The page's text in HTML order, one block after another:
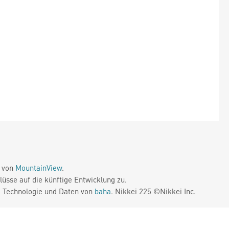
MountainView.
auf die künftige Entwicklung zu.
und Daten von baha. Nikkei 225 ©Nikkei Inc.